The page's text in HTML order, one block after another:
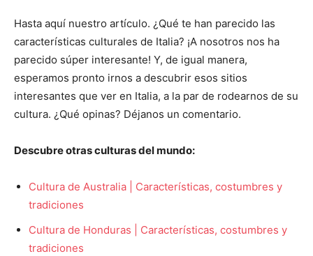
Hasta aquí nuestro artículo. ¿Qué te han parecido las
características culturales de Italia? ¡A nosotros nos ha
parecido súper interesante! Y, de igual manera,
esperamos pronto irnos a descubrir esos sitios
interesantes que ver en Italia, a la par de rodearnos de su
cultura. ¿Qué opinas? Déjanos un comentario.
Descubre otras culturas del mundo:
Cultura de Australia | Características, costumbres y
tradiciones
Cultura de Honduras | Características, costumbres y
tradiciones